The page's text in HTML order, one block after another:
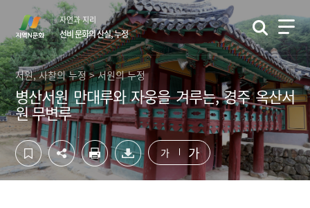
츠
영
역
바
로
가
기
영
역
바
로
가
기
자연과 지리
선비 문화의 산실, 누정
서원, 사찰의 누정 > 서원의 누정
병산서원 만대루와 자웅을 겨루는, 경주 옥산서
원 무변루
가 가